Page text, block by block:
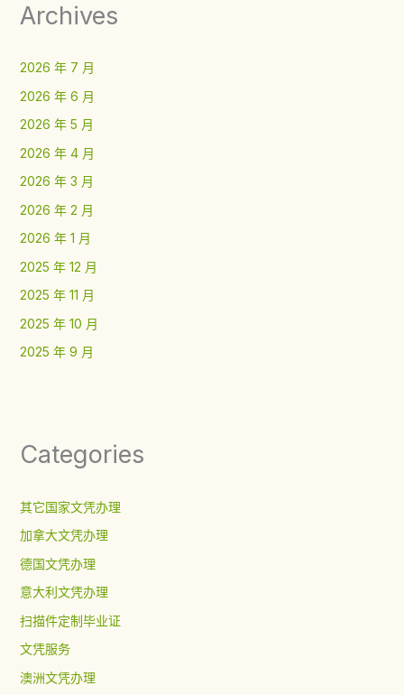
Archives
2026 年 7 月
2026 年 6 月
2026 年 5 月
2026 年 4 月
2026 年 3 月
2026 年 2 月
2026 年 1 月
2025 年 12 月
2025 年 11 月
2025 年 10 月
2025 年 9 月
Categories
其它国家文凭办理
加拿大文凭办理
德国文凭办理
意大利文凭办理
扫描件定制毕业证
文凭服务
澳洲文凭办理